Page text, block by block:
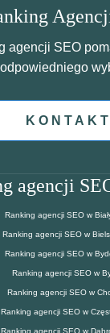
agencji SEO
odpowiedniego
KONTAKT
agencji
Ranking agencji SEO w
Ranking agencji SEO w
Ranking agencji SEO w
Ranking agencji SEO w
Ranking agencji SEO w
Ranking agencji SEO w
Ranking agencji SEO w